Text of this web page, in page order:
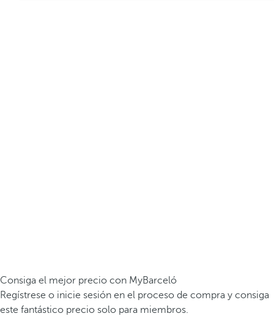
Consiga el mejor precio con MyBarceló
Regístrese o inicie sesión en el proceso de compra y consiga
este fantástico precio solo para miembros.